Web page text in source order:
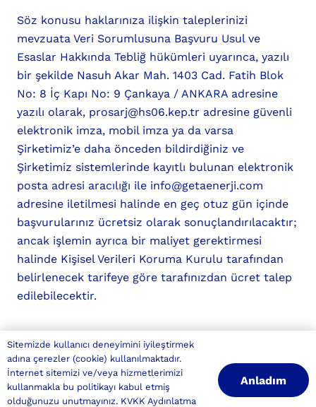
Söz konusu haklarınıza ilişkin taleplerinizi
mevzuata Veri Sorumlusuna Başvuru Usul ve
Esaslar Hakkında Tebliğ hükümleri uyarınca, yazılı
bir şekilde Nasuh Akar Mah. 1403 Cad. Fatih Blok
No: 8 İç Kapı No: 9 Çankaya / ANKARA adresine
yazılı olarak, prosarj@hs06.kep.tr adresine güvenli
elektronik imza, mobil imza ya da varsa
Şirketimiz’e daha önceden bildirdiğiniz ve
Şirketimiz sistemlerinde kayıtlı bulunan elektronik
posta adresi aracılığı ile info@getaenerji.com
adresine iletilmesi halinde en geç otuz gün içinde
başvurularınız ücretsiz olarak sonuçlandırılacaktır;
ancak işlemin ayrıca bir maliyet gerektirmesi
halinde Kişisel Verileri Koruma Kurulu tarafından
belirlenecek tarifeye göre tarafınızdan ücret talep
edilebilecektir.
Son güncelleme tarihi: 20.09.2022
Sitemizde kullanıcı deneyimini iyileştirmek
adına çerezler (cookie) kullanılmaktadır.
İnternet sitemizi ve/veya hizmetlerimizi
kullanmakla bu politikayı kabul etmiş
olduğunuzu unutmayınız. KVKK Aydınlatma
Anladım